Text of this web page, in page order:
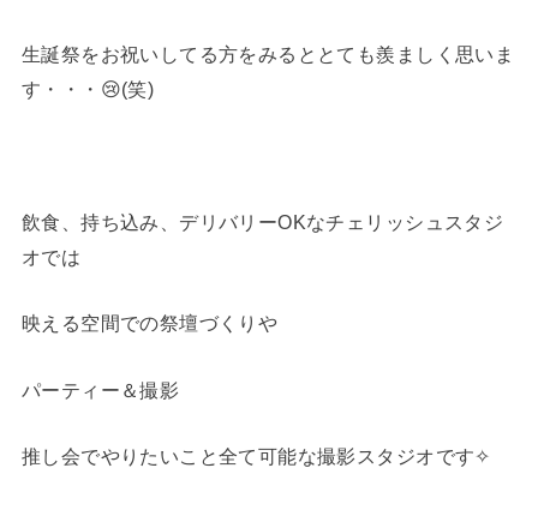
生誕祭をお祝いしてる方をみるととても羨ましく思いま
す・・・😢(笑)
飲食、持ち込み、デリバリーOKなチェリッシュスタジ
オでは
映える空間での祭壇づくりや
パーティー＆撮影
推し会でやりたいこと全て可能な撮影スタジオです✧